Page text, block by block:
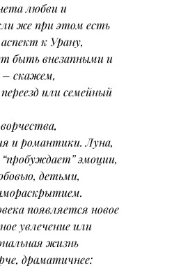
любви и
же при этом есть
к Урану,
быть внезапными и
– скажем,
или семейный
и романтики. Луна,
эмоции,
детьми,
появляется новое
увлечение или
жизнь
драматичнее: